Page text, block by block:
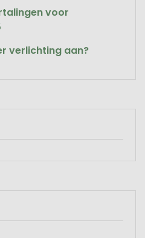
voor
verlichting aan?